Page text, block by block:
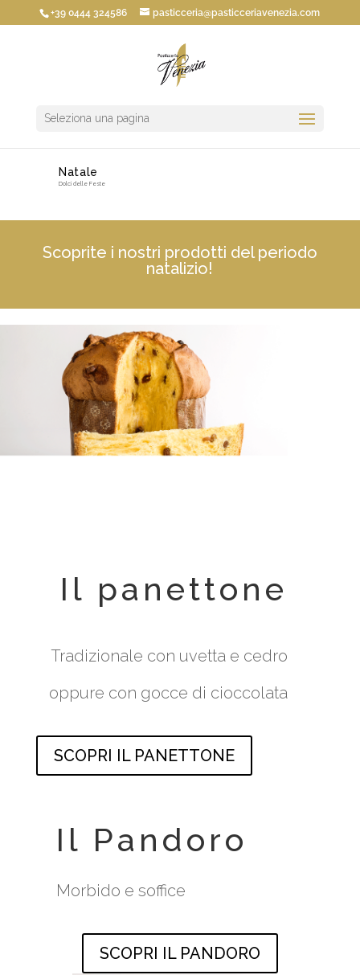
+39 0444 324586 pasticceria@pasticceriavenezia.com
Seleziona una pagina
Natale
Dolci delle Feste
Scoprite i nostri prodotti del periodo
natalizio!
Il panettone
Tradizionale con uvetta e cedro
oppure con gocce di cioccolata
SCOPRI IL PANETTONE
Il Pandoro
Morbido e soffice
SCOPRI IL PANDORO